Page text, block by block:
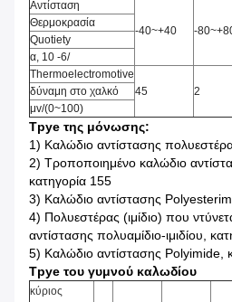
Αντίσταση
-40~+40
-
Θερμοκρασία
Quotiety
α, 10 -6/
Thermoelectromotive
45
2
δύναμη στο χαλκό
μv/(0~100)
Tpye της μόνωσης:
1) Καλώδιο αντίστασης
2) Τροποποιημένο καλώδιο
κατηγορία 155
3) Καλώδιο αντίστασης
4) Πολυεστέρας (ιμίδιο) που
αντίστασης πολυαμίδιο-ιμιδίου,
5) Καλώδιο αντίστασης Polyimide,
Tpye του γυμνού καλωδίου
κύριος